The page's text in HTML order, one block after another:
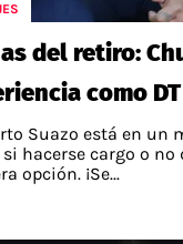
del retiro:
como DT
Suazo está en un
hacerse cargo o no
opción. ¡Se...